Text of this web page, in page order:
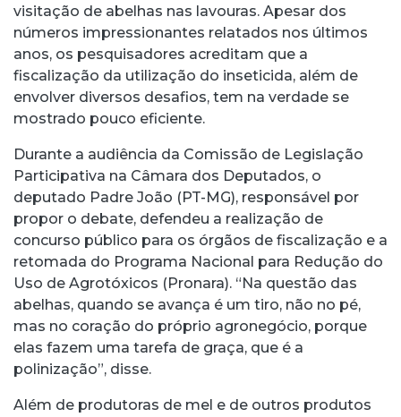
visitação de abelhas nas lavouras. Apesar dos
números impressionantes relatados nos últimos
anos, os pesquisadores acreditam que a
fiscalização da utilização do inseticida, além de
envolver diversos desafios, tem na verdade se
mostrado pouco eficiente.
Durante a audiência da Comissão de Legislação
Participativa na Câmara dos Deputados, o
deputado Padre João (PT-MG), responsável por
propor o debate, defendeu a realização de
concurso público para os órgãos de fiscalização e a
retomada do Programa Nacional para Redução do
Uso de Agrotóxicos (Pronara). “Na questão das
abelhas, quando se avança é um tiro, não no pé,
mas no coração do próprio agronegócio, porque
elas fazem uma tarefa de graça, que é a
polinização”, disse.
Além de produtoras de mel e de outros produtos